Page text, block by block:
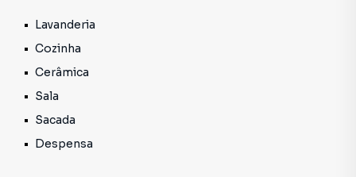
✨ Sala ampla e arejada;
✨ Cozinha espaçosa;
✨ Despensa;
✨ Sacada;
✨ Lavanderia;
conforto para toda a família.
Lavanderia
Cozinha
Cerâmica
Sala
Sacada
Despensa